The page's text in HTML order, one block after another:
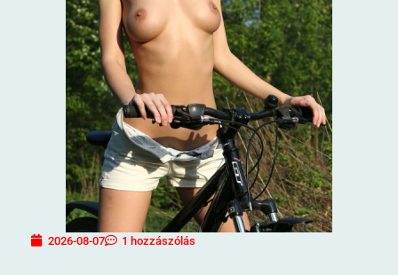
2026-08-07 1 hozzászólás